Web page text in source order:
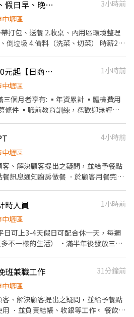
培訓課程、線上學習平台
知廚房做
顧客用餐完畢後，負
培訓課程、線上學習平台
小火鍋店！徵平日晚班、假日早、晚班人員
3小時前
壢區
打包、送餐 2.收桌、內用區環境整理
圾 4.備料（洗菜、切菜） 時薪205
🌜晚班兼職 🍣高時薪240元起【日商壽司郎】桃園青埔IKEA店
1小時前
壢區
三個月者享有: ▪年資累計 ▪體檢費用
條件 ▪職前教育訓練，👏歡迎無經驗
供→食材補充→簡單飲料製作→ 確認
桌整理→物品收納→清潔整理環境維
、整理→料理製作→提供餐點→餐具清
金福利 ▪生日禮券 ▪不定期活動競賽
儀、衛生知識及專業的烹飪技巧，還
：成本控管及數據分析等專業知識 ▪
及成果將有升遷加薪的機會 ▪享有完
鐘為單位計算，重視員工的辛勤付出
有機會品嚐美味平價壽司，致力成為
費(以5分鐘為單位計算) ②勞保、健
休新制6% ④特休／年假按照勞基法
其它 【實習相關】 歡迎餐飲相關科
加班費 時薪制契約，薪資以該任職店
4小時前
壢區
、解決顧客提出之疑問，並給予餐點
訊息通知廚房做餐 ．於顧客用餐完畢
、削、切各種食材。 ．負責清理工作
時人員
1小時前
壢區
可上3-4天假日可配合休一天，每週
不一樣的生活） •滿半年後發放三節
：燙麵、調
學習新的崗位評鑑通過即可加薪） //
班兼職工作
31分鐘前
壢區
、解決顧客提出之疑問，並給予餐點
並負責結帳、收銀等工作。 餐飲內